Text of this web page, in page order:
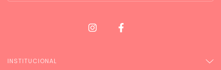
INSTITUCIONAL